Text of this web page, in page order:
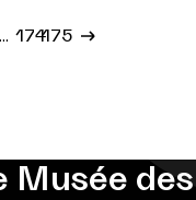
... 174175
Musée des